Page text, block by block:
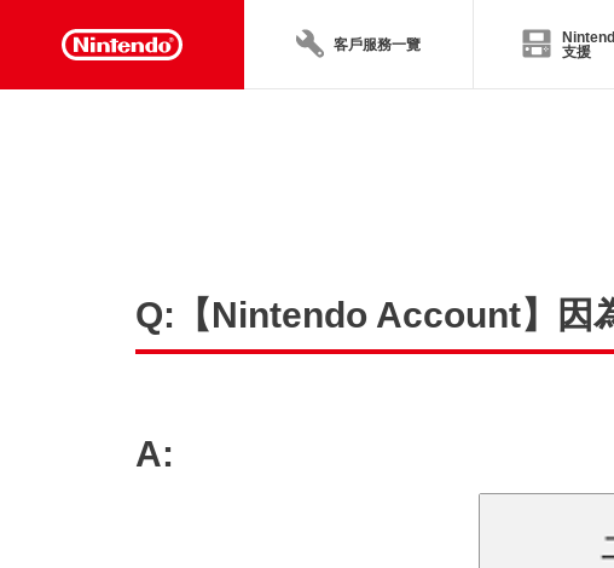
客戶服務一覽
支援
Q:【Nintendo Account】因
A: